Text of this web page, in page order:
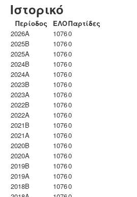
Ιστορικό
Περίοδος ΕΛΟΠαρτίδες
2026A
10760
2025B
10760
2025A
10760
2024B
10760
2024A
10760
2023B
10760
2023Α
10760
2022B
10760
2022A
10760
2021B
10760
2021A
10760
2020B
10760
2020A
10760
2019B
10760
2019A
10760
2018B
10760